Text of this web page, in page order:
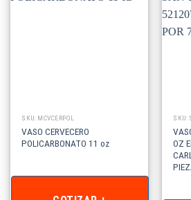
SKU: MCVCERPOL
VASO CERVECERO
POLICARBONATO 11 oz
SKU:
OZ